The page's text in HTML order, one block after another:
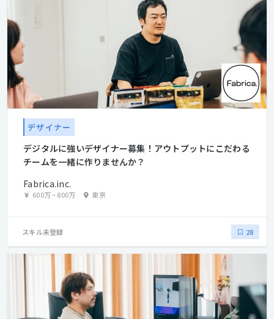
デザイナー
デジタルに強いデザイナー募集！アウトプットにこだわる
チームを一緒に作りませんか？
Fabrica.inc.
600万~800万 東京
スキル未登録 28